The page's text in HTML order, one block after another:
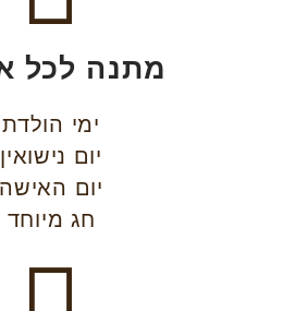
מתנה לכל
ימי הולדת
יום נישואין
יום האישה
חג מיוחד